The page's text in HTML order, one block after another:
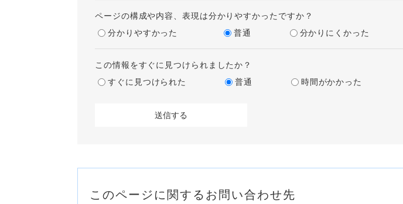
ページの構成や内容、表現は分かりやすかったですか？
分かりやすかった
普通 分かりにくかった
この情報をすぐに見つけられましたか？
すぐに見つけられた
普通 時間がかかった
このページに関するお問い合わせ先